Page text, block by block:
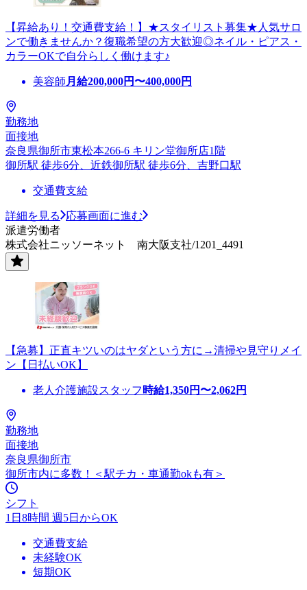
【昇給あり！交通費支給！】★スタイリスト募集★人気サロ
ンで働きませんか？復職希望の方大歓迎◎ネイル・ピアス・
カラーOKで自分らしく働けます♪
美容師 月給200,000円〜400,000円
勤務地
面接地
奈良県御所市東松本266-6 キリン堂御所店1階
御所駅 徒歩6分、近鉄御所駅 徒歩6分、吉野口駅
交通費支給
詳細を見る
応募画面に進む
派遣労働者
株式会社ニッソーネット 南大阪支社/1201_4491
【急募】正直キツいのはヤダという方に→清掃や見守りメイ
ン【日払いOK】
老人介護施設スタッフ 時給1,350円〜2,062円
勤務地
面接地
奈良県御所市
御所市内に多数！＜駅チカ・車通勤okも有＞
シフト
1日8時間 週5日からOK
交通費支給
未経験OK
短期OK